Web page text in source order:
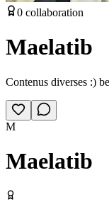
0 collaboration
Maelatib
Contenus diverses :)
M
Maelatib